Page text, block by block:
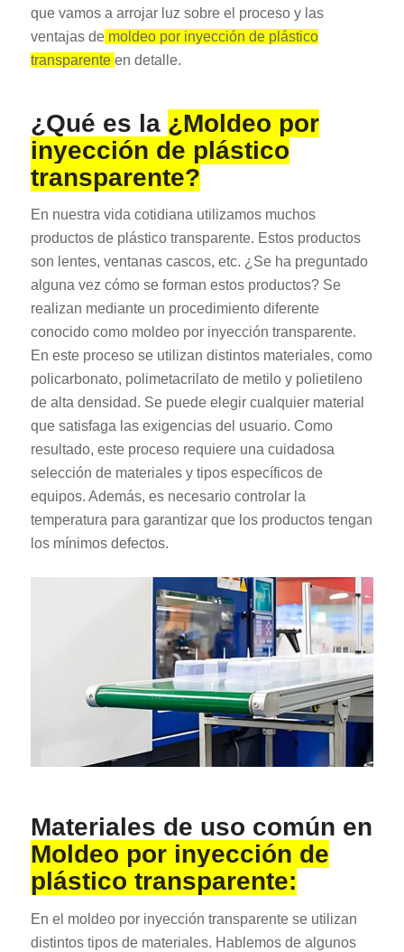
que vamos a arrojar luz sobre el proceso y las
ventajas demoldeo por inyección de plástico
transparente en detalle.
¿Qué es la ¿Moldeo por
inyección de plástico
transparente?
En nuestra vida cotidiana utilizamos muchos
productos de plástico transparente. Estos productos
son lentes, ventanas cascos, etc. ¿Se ha preguntado
alguna vez cómo se forman estos productos? Se
realizan mediante un procedimiento diferente
conocido como moldeo por inyección transparente.
En este proceso se utilizan distintos materiales, como
policarbonato, polimetacrilato de metilo y polietileno
de alta densidad. Se puede elegir cualquier material
que satisfaga las exigencias del usuario. Como
resultado, este proceso requiere una cuidadosa
selección de materiales y tipos específicos de
equipos. Además, es necesario controlar la
temperatura para garantizar que los productos tengan
los mínimos defectos.
Materiales de uso común en
Moldeo por inyección de
plástico transparente:
En el moldeo por inyección transparente se utilizan
distintos tipos de materiales. Hablemos de algunos